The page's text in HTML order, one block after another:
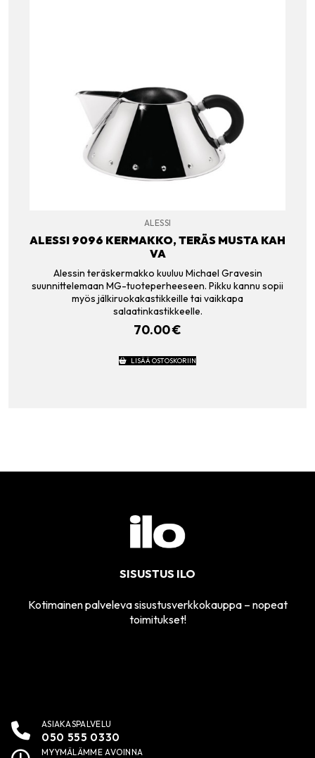
ALESSI
ALESSI 9096 KERMAKKO, TERÄS MUSTA KAH
VA
Alessin teräskermakko kuuluu Michael Gravesin
suunnittelemaan MG-tuoteperheeseen. Pikku kannu sopii
myös jälkiruokakastikkeille tai vaikkapa
salaatinkastikkeelle.
70.00€
LISÄÄ OSTOSKORIIN
SISUSTUS ILO
Kotimainen palveleva sisustusverkkokauppa – nopeat
toimitukset!
ASIAKASPALVELU
050 555 0330
MYYMÄLÄMME AVOINNA